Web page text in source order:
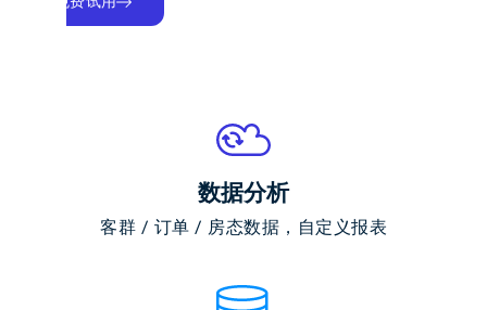
数据分析
客群 / 订单 / 房态数据，自定义报表